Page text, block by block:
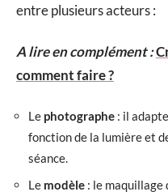
entre plusieurs acteurs :
A lire en complément :
comment faire ?
Le photographe : il
fonction de la lumière et
séance.
Le modèle : le